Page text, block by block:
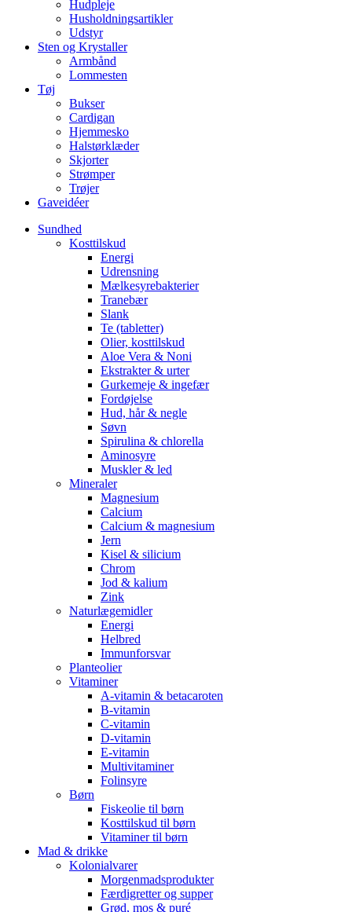
Hudpleje
Husholdningsartikler
Udstyr
Sten og Krystaller
Armbånd
Lommesten
Tøj
Bukser
Cardigan
Hjemmesko
Halstørklæder
Skjorter
Strømper
Trøjer
Gaveidéer
Sundhed
Kosttilskud
Energi
Udrensning
Mælkesyrebakterier
Tranebær
Slank
Te (tabletter)
Olier, kosttilskud
Aloe Vera & Noni
Ekstrakter & urter
Gurkemeje & ingefær
Fordøjelse
Hud, hår & negle
Søvn
Spirulina & chlorella
Aminosyre
Muskler & led
Mineraler
Magnesium
Calcium
Calcium & magnesium
Jern
Kisel & silicium
Chrom
Jod & kalium
Zink
Naturlægemidler
Energi
Helbred
Immunforsvar
Planteolier
Vitaminer
A-vitamin & betacaroten
B-vitamin
C-vitamin
D-vitamin
E-vitamin
Multivitaminer
Folinsyre
Børn
Fiskeolie til børn
Kosttilskud til børn
Vitaminer til børn
Mad & drikke
Kolonialvarer
Morgenmadsprodukter
Færdigretter og supper
Grød, mos & puré